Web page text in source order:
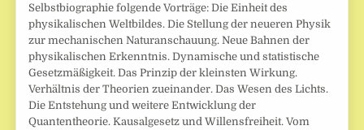
Selbstbiographie folgende Vorträge: Die Einheit des
physikalischen Weltbildes. Die Stellung der neueren Physik
zur mechanischen Naturanschauung. Neue Bahnen der
physikalischen Erkenntnis. Dynamische und statistische
Gesetzmäßigkeit. Das Prinzip der kleinsten Wirkung.
Verhältnis der Theorien zueinander. Das Wesen des Lichts.
Die Entstehung und weitere Entwicklung der
Quantentheorie. Kausalgesetz und Willensfreiheit. Vom